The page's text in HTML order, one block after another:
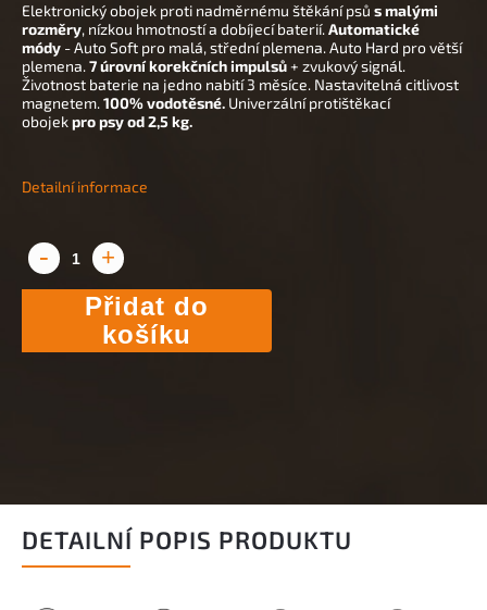
Přidat do
košíku
Elektronický obojek proti nadměrnému štěkání psů s malými
rozměry, nízkou hmotností a dobíjecí baterií.Automatické
módy - Auto Soft pro malá, střední plemena. Auto Hard pro větší
plemena.7 úrovní korekčních impulsů+ zvukový signál.
Životnost baterie na jedno nabití 3 měsíce. Nastavitelná citlivost
magnetem.100% vodotěsné. Univerzální protištěkací
obojekpro psy od 2,5 kg.
Detailní informace
DETAILNÍ POPIS PRODUKTU